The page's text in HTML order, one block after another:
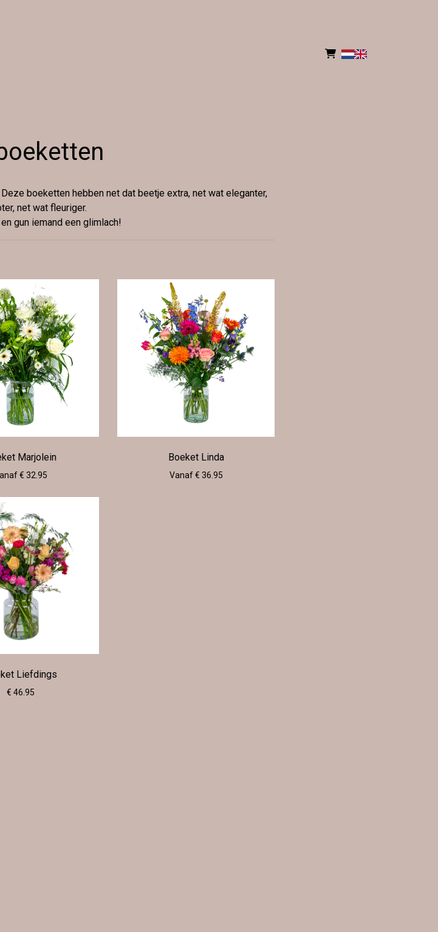
boeketten hebben net dat beetje extra, net wat eleganter,
net wat fleuriger.
gun iemand een glimlach!
Marjolein
€ 32.95
Boeket Linda
Vanaf € 36.95
Liefdings
€ 46.95